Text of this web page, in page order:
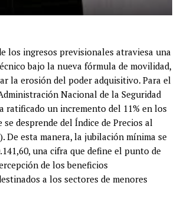
los ingresos previsionales atraviesa una
bajo la nueva fórmula de movilidad,
la erosión del poder adquisitivo. Para el
Nacional de la Seguridad
ratificado un incremento del 11% en los
se desprende del Índice de Precios al
De esta manera, la jubilación mínima se
una cifra que define el punto de
de los beneficios
a los sectores de menores